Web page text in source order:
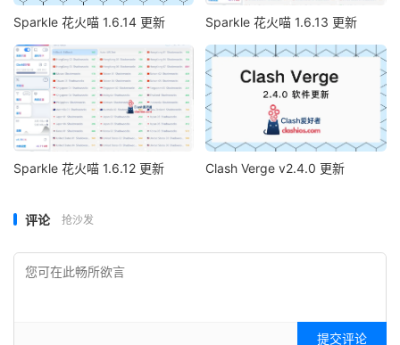
Sparkle 花火喵 1.6.14 更新 Sparkle 花火喵 1.6.13 更新
Sparkle 花火喵 1.6.12 更新 Clash Verge v2.4.0 更新
评论 抢沙发
提交评论